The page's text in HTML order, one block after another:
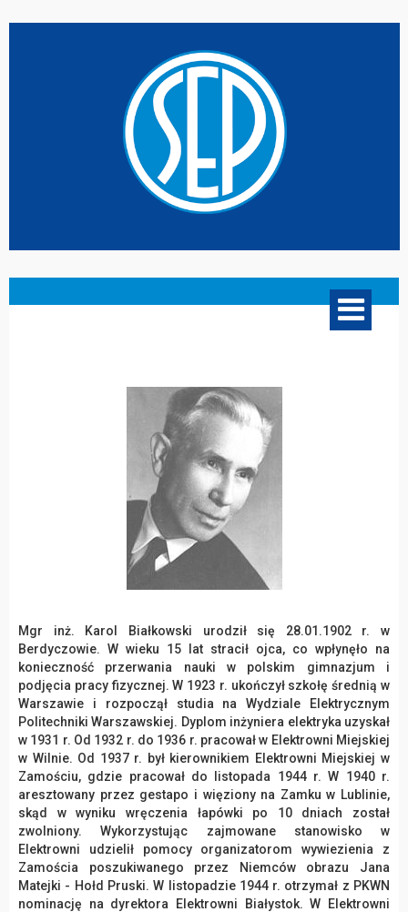
Mgr inż. Karol Białkowski urodził się 28.01.1902 r. w
Berdyczowie. W wieku 15 lat stracił ojca, co wpłynęło na
konieczność przerwania nauki w polskim gimnazjum i
podjęcia pracy fizycznej. W 1923 r. ukończył szkołę średnią w
Warszawie i rozpoczął studia na Wydziale Elektrycznym
Politechniki Warszawskiej. Dyplom inżyniera elektryka uzyskał
w 1931 r. Od 1932 r. do 1936 r. pracował w Elektrowni Miejskiej
w Wilnie. Od 1937 r. był kierownikiem Elektrowni Miejskiej w
Zamościu, gdzie pracował do listopada 1944 r. W 1940 r.
aresztowany przez gestapo i więziony na Zamku w Lublinie,
skąd w wyniku wręczenia łapówki po 10 dniach został
zwolniony. Wykorzystując zajmowane stanowisko w
Elektrowni udzielił pomocy organizatorom wywiezienia z
Zamościa poszukiwanego przez Niemców obrazu Jana
Matejki - Hołd Pruski. W listopadzie 1944 r. otrzymał z PKWN
nominację na dyrektora Elektrowni Białystok. W Elektrowni